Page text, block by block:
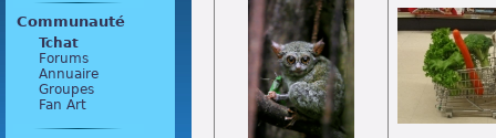
Communauté
Tchat
Forums
Annuaire
Groupes
Fan Art